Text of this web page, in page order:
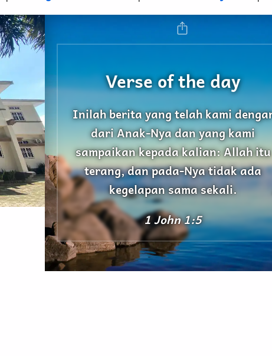
Verse of the day
Inilah berita yang telah kami
dari Anak-Nya dan yang kami
sampaikan kepada kalian: Allah itu
terang, dan pada-Nya tidak ada
kegelapan sama sekali.
1 John 1:5